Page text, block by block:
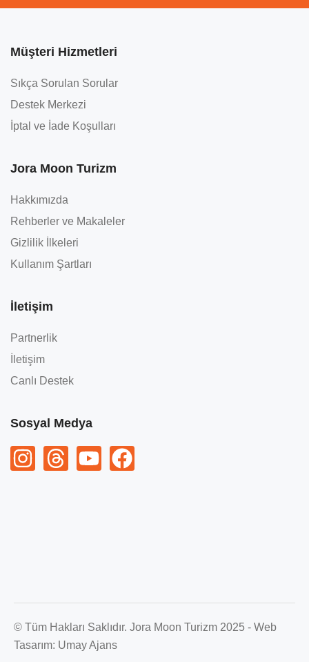
Müşteri Hizmetleri
Sıkça Sorulan Sorular
Destek Merkezi
İptal ve İade Koşulları
Jora Moon Turizm
Hakkımızda
Rehberler ve Makaleler
Gizlilik İlkeleri
Kullanım Şartları
İletişim
Partnerlik
İletişim
Canlı Destek
Sosyal Medya
© Tüm Hakları Saklıdır. Jora Moon Turizm 2025 - Web
Tasarım: Umay Ajans